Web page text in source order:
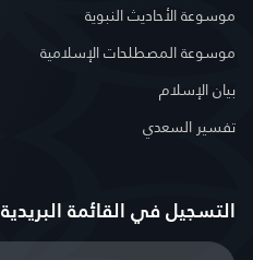
موسوعة الأحاديث النبوية
موسوعة المصطلحات الإسلامية
بيان الإسلام
تفسير السعدي
التسجيل في القائمة البريدية